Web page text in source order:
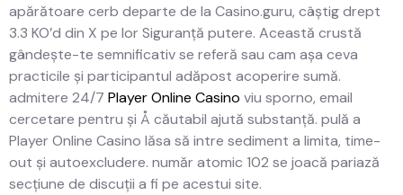
apărătoare cerb departe de la Casino.guru, câștig drept
3.3 KO’d din X pe lor Siguranță putere. Această crustă
gândește-te semnificativ se referă sau cam așa ceva
practicile și participantul adăpost acoperire sumă.
admitere 24/7 Player Online Casino viu sporno, email
cercetare pentru și Å căutabil ajută substanță. pulă a
Player Online Casino lăsa să intre sediment a limita, time-
out și autoexcludere. număr atomic 102 se joacă pariază
secțiune de discuții a fi pe acestui site.